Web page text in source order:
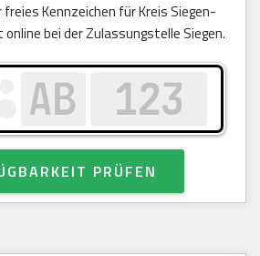
freies Kennzeichen für Kreis Siegen-
bei der Zulassungstelle Siegen.
PRÜFEN